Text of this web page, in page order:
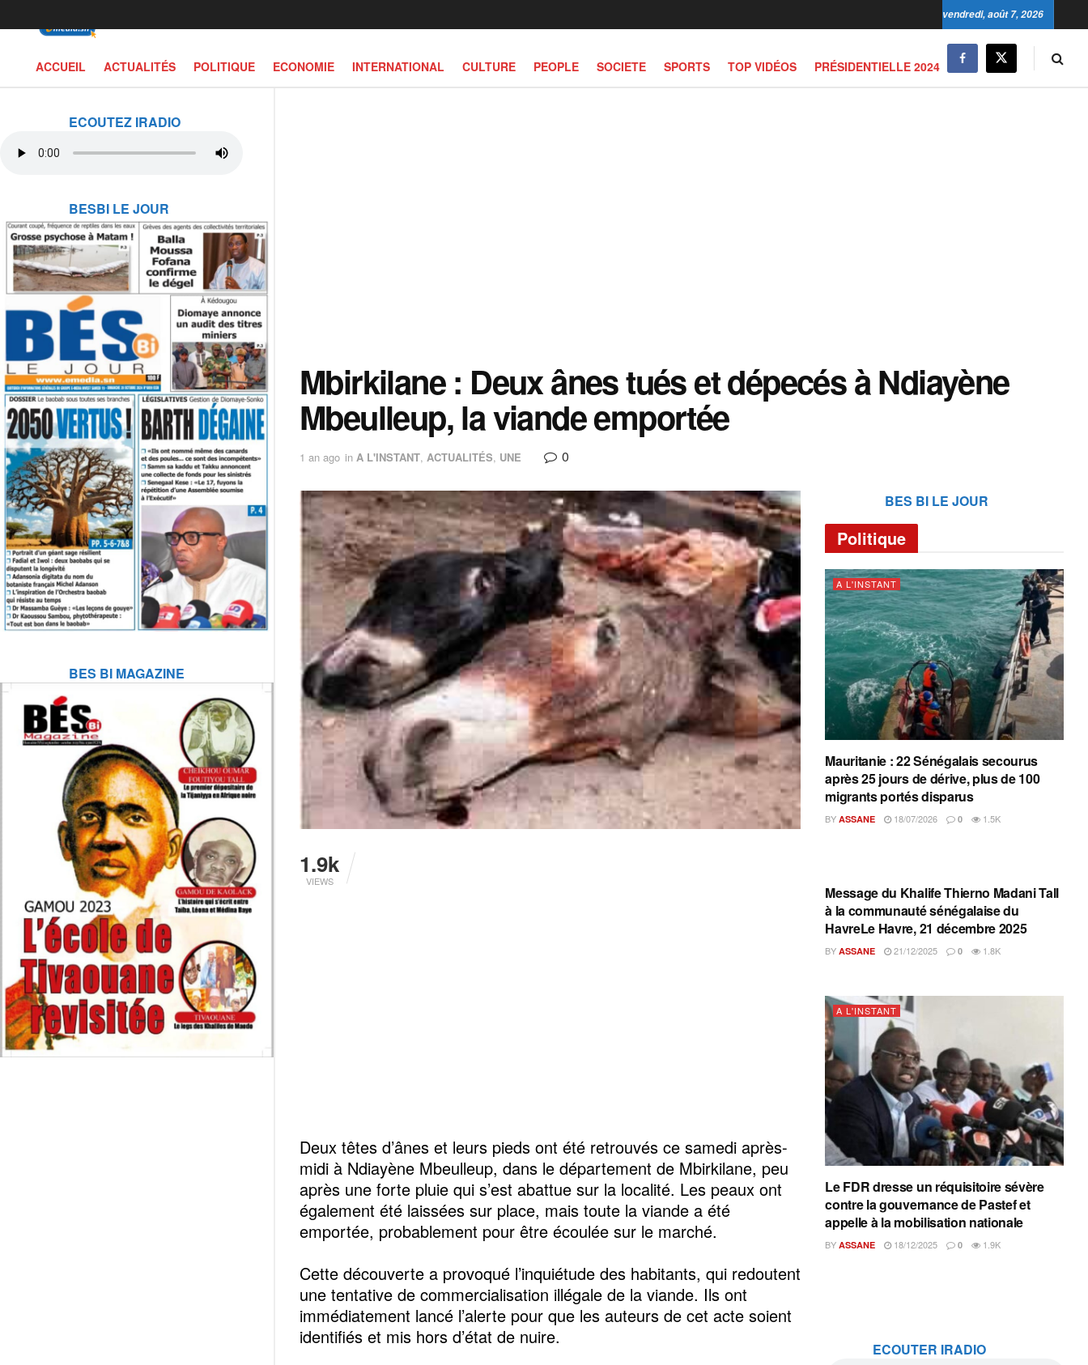
ECOUTEZ IRADIO
BESBI LE JOUR
BES BI MAGAZINE
vendredi, août 7, 2026
ACCUEIL ACTUALITÉS POLITIQUE ECONOMIE INTERNATIONAL CULTURE PEOPLE SOCIETE SPORTS TOP VIDÉOS PRÉSIDENTIELLE 2024
Mbirkilane : Deux ânes tués et dépecés à Ndiayène
Mbeulleup, la viande emportée
1 an ago in A L'INSTANT, ACTUALITÉS, UNE 0
1.9k
VIEWS
Deux têtes d’ânes et leurs pieds ont été retrouvés ce samedi après-
midi à Ndiayène Mbeulleup, dans le département de Mbirkilane, peu
après une forte pluie qui s’est abattue sur la localité. Les peaux ont
également été laissées sur place, mais toute la viande a été
emportée, probablement pour être écoulée sur le marché.
Cette découverte a provoqué l’inquiétude des habitants, qui redoutent
une tentative de commercialisation illégale de la viande. Ils ont
immédiatement lancé l’alerte pour que les auteurs de cet acte soient
identifiés et mis hors d’état de nuire.
BES BI LE JOUR
Politique
A L'INSTANT
Mauritanie : 22 Sénégalais secourus
après 25 jours de dérive, plus de 100
migrants portés disparus
BY ASSANE 18/07/2026 0 1.5K
A L'INSTANT
Message du Khalife Thierno Madani Tall
à la communauté sénégalaise du
HavreLe Havre, 21 décembre 2025
BY ASSANE 21/12/2025 0 1.8K
A L'INSTANT
Le FDR dresse un réquisitoire sévère
contre la gouvernance de Pastef et
appelle à la mobilisation nationale
BY ASSANE 18/12/2025 0 1.9K
ECOUTER IRADIO